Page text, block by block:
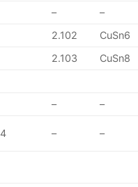
–
–
2.102
CuSn6
2.103 CuSn8
– –
– –